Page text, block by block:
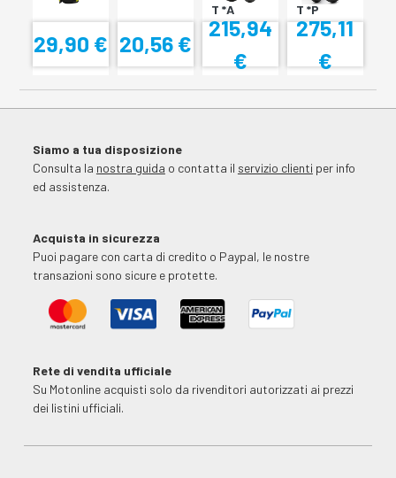
29,90 € 20,56 €
T *A
215,94
€
T *P
275,11
€
Siamo a tua disposizione
Consulta la nostra guida o contatta il servizio clienti per info
ed assistenza.
Acquista in sicurezza
Puoi pagare con carta di credito o Paypal, le nostre
transazioni sono sicure e protette.
Rete di vendita ufficiale
Su Motonline acquisti solo da rivenditori autorizzati ai prezzi
dei listini ufficiali.